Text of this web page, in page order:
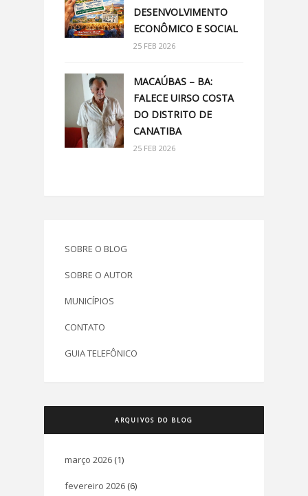
DESENVOLVIMENTO
ECONÔMICO E SOCIAL
25 FEB 2026
MACAÚBAS – BA:
FALECE UIRSO COSTA
DO DISTRITO DE
CANATIBA
25 FEB 2026
SOBRE O BLOG
SOBRE O AUTOR
MUNICÍPIOS
CONTATO
GUIA TELEFÔNICO
ARQUIVOS DO BLOG
março 2026 (1)
fevereiro 2026 (6)